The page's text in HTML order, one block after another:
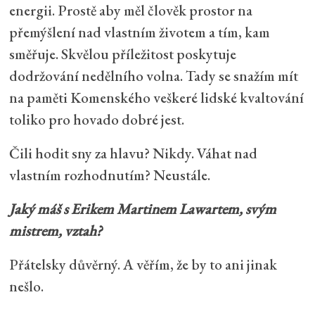
energii. Prostě aby měl člověk prostor na
přemýšlení nad vlastním životem a tím, kam
směřuje. Skvělou příležitost poskytuje
dodržování nedělního volna. Tady se snažím mít
na paměti Komenského veškeré lidské kvaltování
toliko pro hovado dobré jest.
Čili hodit sny za hlavu? Nikdy. Váhat nad
vlastním rozhodnutím? Neustále.
Jaký máš s Erikem Martinem Lawartem, svým
mistrem, vztah?
Přátelsky důvěrný. A věřím, že by to ani jinak
nešlo.